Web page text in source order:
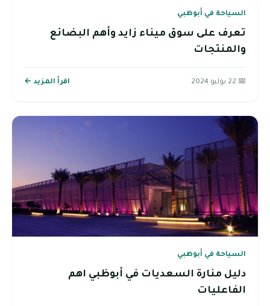
السياحة في أبوظبي
تعرف على سوق ميناء زايد وأهم البضائع
والمنتجات
📅 22 يوليو 2024 اقرأ المزيد ←
السياحة في أبوظبي
دليل منارة السعديات في أبوظبي اهم
الفاعليات